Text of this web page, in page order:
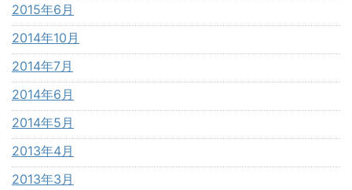
2015年6月
2014年10月
2014年7月
2014年6月
2014年5月
2013年4月
2013年3月